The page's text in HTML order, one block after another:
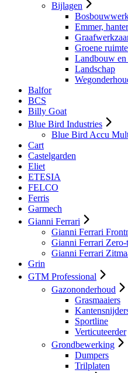
Bijlagen
Emmer,
Groene
Landbouw
Landschap
Balfor
BCS
Billy Goat
Blue Bird Industries
Blue Bird Accu
Cart
Castelgarden
Eliet
ETESIA
FELCO
Ferris
Garmech
Gianni Ferrari
Gianni Ferrari
Gianni Ferrari
Gianni Ferrari
Grin
GTM Professional
Gazononderhoud
Grasmaaiers
Sportline
Verticuteerder
Grondbewerking
Dumpers
Trilplaten